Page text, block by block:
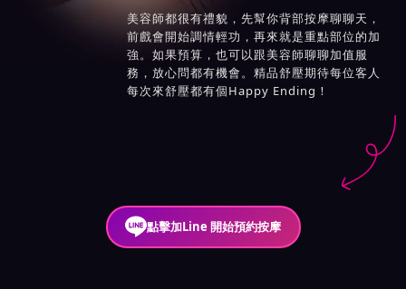
美容師都很有禮貌，先幫你背部按摩聊聊天，
前戲會開始調情輕功，再來就是重點部位的加
強。如果預算，也可以跟美容師聊聊加值服
務，放心問都有機會。精品舒壓期待每位客人
每次來舒壓都有個Happy Ending！
點擊加Line 開始預約按摩